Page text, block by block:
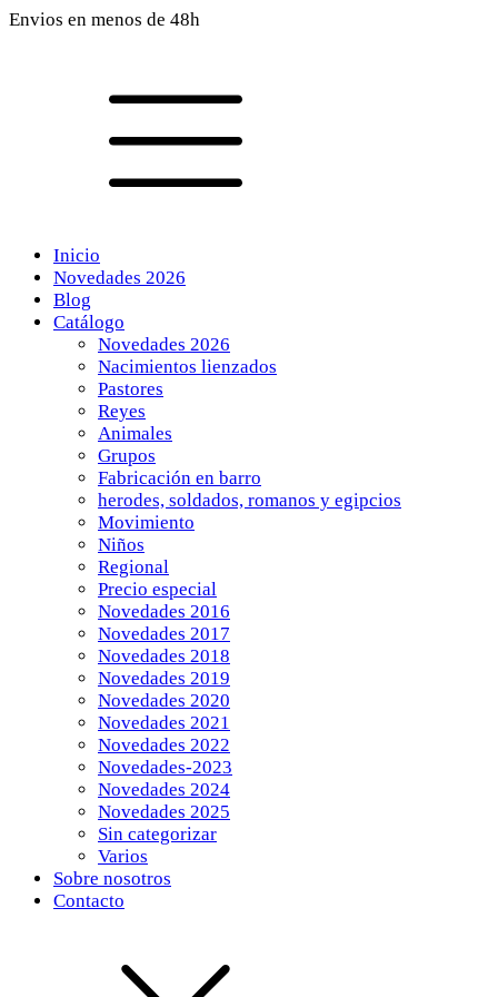
Envios en menos de 48h
Inicio
Novedades 2026
Blog
Catálogo
Novedades 2026
Nacimientos lienzados
Pastores
Reyes
Animales
Grupos
Fabricación en barro
herodes, soldados, romanos y egipcios
Movimiento
Niños
Regional
Precio especial
Novedades 2016
Novedades 2017
Novedades 2018
Novedades 2019
Novedades 2020
Novedades 2021
Novedades 2022
Novedades-2023
Novedades 2024
Novedades 2025
Sin categorizar
Varios
Sobre nosotros
Contacto